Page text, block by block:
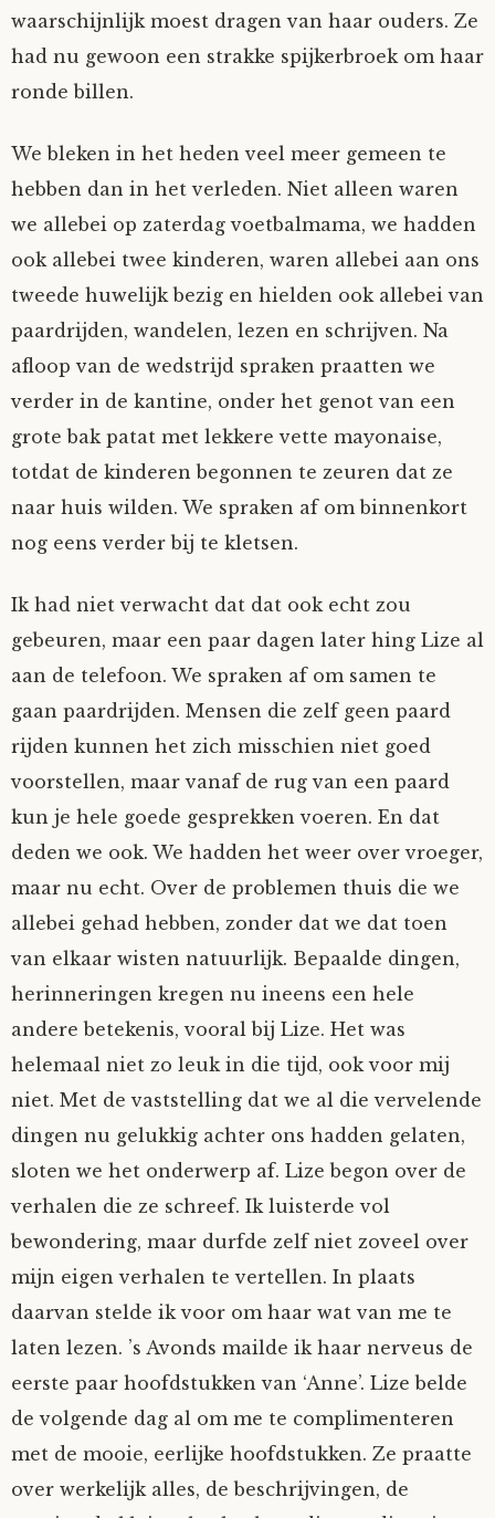
waarschijnlijk moest dragen van haar ouders. Ze
had nu gewoon een strakke spijkerbroek om haar
ronde billen.
We bleken in het heden veel meer gemeen te
hebben dan in het verleden. Niet alleen waren
we allebei op zaterdag voetbalmama, we hadden
ook allebei twee kinderen, waren allebei aan ons
tweede huwelijk bezig en hielden ook allebei van
paardrijden, wandelen, lezen en schrijven. Na
afloop van de wedstrijd spraken praatten we
verder in de kantine, onder het genot van een
grote bak patat met lekkere vette mayonaise,
totdat de kinderen begonnen te zeuren dat ze
naar huis wilden. We spraken af om binnenkort
nog eens verder bij te kletsen.
Ik had niet verwacht dat dat ook echt zou
gebeuren, maar een paar dagen later hing Lize al
aan de telefoon. We spraken af om samen te
gaan paardrijden. Mensen die zelf geen paard
rijden kunnen het zich misschien niet goed
voorstellen, maar vanaf de rug van een paard
kun je hele goede gesprekken voeren. En dat
deden we ook. We hadden het weer over vroeger,
maar nu echt. Over de problemen thuis die we
allebei gehad hebben, zonder dat we dat toen
van elkaar wisten natuurlijk. Bepaalde dingen,
herinneringen kregen nu ineens een hele
andere betekenis, vooral bij Lize. Het was
helemaal niet zo leuk in die tijd, ook voor mij
niet. Met de vaststelling dat we al die vervelende
dingen nu gelukkig achter ons hadden gelaten,
sloten we het onderwerp af. Lize begon over de
verhalen die ze schreef. Ik luisterde vol
bewondering, maar durfde zelf niet zoveel over
mijn eigen verhalen te vertellen. In plaats
daarvan stelde ik voor om haar wat van me te
laten lezen. ’s Avonds mailde ik haar nerveus de
eerste paar hoofdstukken van ‘Anne’. Lize belde
de volgende dag al om me te complimenteren
met de mooie, eerlijke hoofdstukken. Ze praatte
over werkelijk alles, de beschrijvingen, de